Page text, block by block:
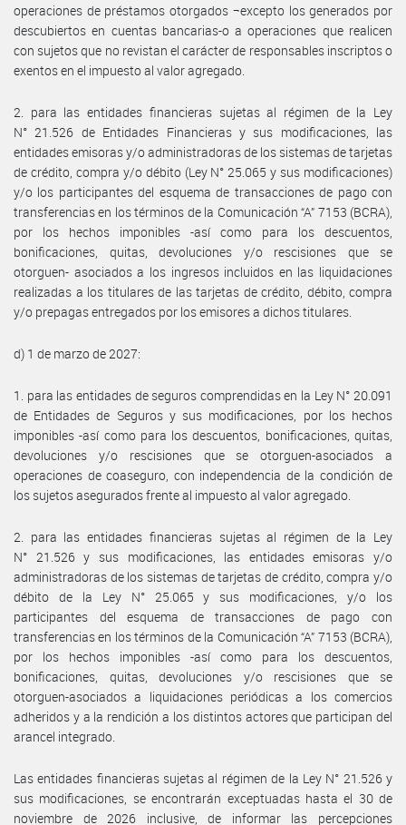
operaciones de préstamos otorgados ¬excepto los generados por
descubiertos en cuentas bancarias-o a operaciones que realicen
con sujetos que no revistan el carácter de responsables inscriptos o
exentos en el impuesto al valor agregado.
2. para las entidades financieras sujetas al régimen de la Ley
N° 21.526 de Entidades Financieras y sus modificaciones, las
entidades emisoras y/o administradoras de los sistemas de tarjetas
de crédito, compra y/o débito (Ley N° 25.065 y sus modificaciones)
y/o los participantes del esquema de transacciones de pago con
transferencias en los términos de la Comunicación “A” 7153 (BCRA),
por los hechos imponibles -así como para los descuentos,
bonificaciones, quitas, devoluciones y/o rescisiones que se
otorguen- asociados a los ingresos incluidos en las liquidaciones
realizadas a los titulares de las tarjetas de crédito, débito, compra
y/o prepagas entregados por los emisores a dichos titulares.
d) 1 de marzo de 2027:
1. para las entidades de seguros comprendidas en la Ley N° 20.091
de Entidades de Seguros y sus modificaciones, por los hechos
imponibles -así como para los descuentos, bonificaciones, quitas,
devoluciones y/o rescisiones que se otorguen-asociados a
operaciones de coaseguro, con independencia de la condición de
los sujetos asegurados frente al impuesto al valor agregado.
2. para las entidades financieras sujetas al régimen de la Ley
N° 21.526 y sus modificaciones, las entidades emisoras y/o
administradoras de los sistemas de tarjetas de crédito, compra y/o
débito de la Ley N° 25.065 y sus modificaciones, y/o los
participantes del esquema de transacciones de pago con
transferencias en los términos de la Comunicación “A” 7153 (BCRA),
por los hechos imponibles -así como para los descuentos,
bonificaciones, quitas, devoluciones y/o rescisiones que se
otorguen-asociados a liquidaciones periódicas a los comercios
adheridos y a la rendición a los distintos actores que participan del
arancel integrado.
Las entidades financieras sujetas al régimen de la Ley N° 21.526 y
sus modificaciones, se encontrarán exceptuadas hasta el 30 de
noviembre de 2026 inclusive, de informar las percepciones